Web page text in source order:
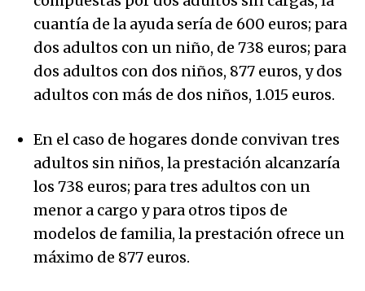
cuantía de la ayuda sería de 600 euros; para
dos adultos con un niño, de 738 euros; para
dos adultos con dos niños, 877 euros, y dos
adultos con más de dos niños, 1.015 euros.
En el caso de hogares donde convivan tres
adultos sin niños, la prestación alcanzaría
los 738 euros; para tres adultos con un
menor a cargo y para otros tipos de
modelos de familia, la prestación ofrece un
máximo de 877 euros.